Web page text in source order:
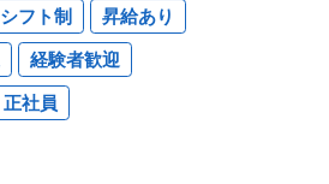
シフト制
昇給あり
経験者歓迎
正社員